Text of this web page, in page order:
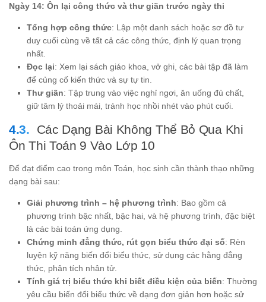
Ngày 14: Ôn lại công thức và thư giãn trước ngày thi
Tổng hợp công thức: Lập một danh sách hoặc sơ đồ tư
duy cuối cùng về tất cả các công thức, định lý quan trọng
nhất.
Đọc lại: Xem lại sách giáo khoa, vở ghi, các bài tập đã làm
để củng cố kiến thức và sự tự tin.
Thư giãn: Tập trung vào việc nghỉ ngơi, ăn uống đủ chất,
giữ tâm lý thoải mái, tránh học nhồi nhét vào phút cuối.
Các Dạng Bài Không Thể Bỏ Qua Khi
Ôn Thi Toán 9 Vào Lớp 10
Để đạt điểm cao trong môn Toán, học sinh cần thành thạo những
dạng bài sau:
Giải phương trình – hệ phương trình: Bao gồm cả
phương trình bậc nhất, bậc hai, và hệ phương trình, đặc biệt
là các bài toán ứng dụng.
Chứng minh đẳng thức, rút gọn biểu thức đại số: Rèn
luyện kỹ năng biến đổi biểu thức, sử dụng các hằng đẳng
thức, phân tích nhân tử.
Tính giá trị biểu thức khi biết điều kiện của biến: Thường
yêu cầu biến đổi biểu thức về dạng đơn giản hơn hoặc sử